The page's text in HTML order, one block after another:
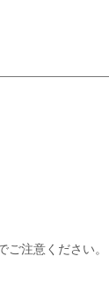
注意ください。